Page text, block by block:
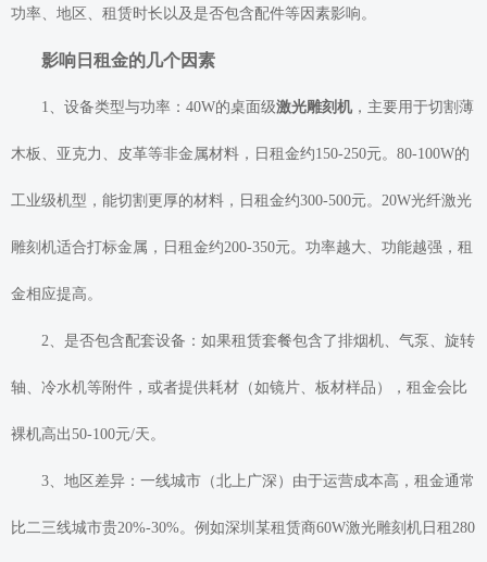
功率、地区、租赁时长以及是否包含配件等因素影响。
影响日租金的几个因素
1、设备类型与功率：40W的桌面级激光雕刻机 ，主要用于切割薄
木板、亚克力、皮革等非金属材料，日租金约150-250元。80-100W的
工业级机型，能切割更厚的材料，日租金约300-500元。20W光纤激光
雕刻机适合打标金属，日租金约200-350元。功率越大、功能越强，租
金相应提高。
2、是否包含配套设备：如果租赁套餐包含了排烟机、气泵、旋转
轴、冷水机等附件，或者提供耗材（如镜片、板材样品），租金会比
裸机高出50-100元/天。
3、地区差异：一线城市（北上广深）由于运营成本高，租金通常
比二三线城市贵20%-30%。例如深圳某租赁商60W激光雕刻机日租280